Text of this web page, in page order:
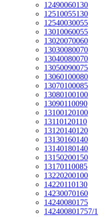
12490060130
12510055130
12540030055
13010060055
13020070060
13030080070
13040080070
13050090075
13060100080
13070100085
13080100100
13090110090
13100120100
13110120110
13120140120
13130160140
13140180140
13150200150
13170110085
13220200100
14220110130
14230070160
14240080175
142400801757/1